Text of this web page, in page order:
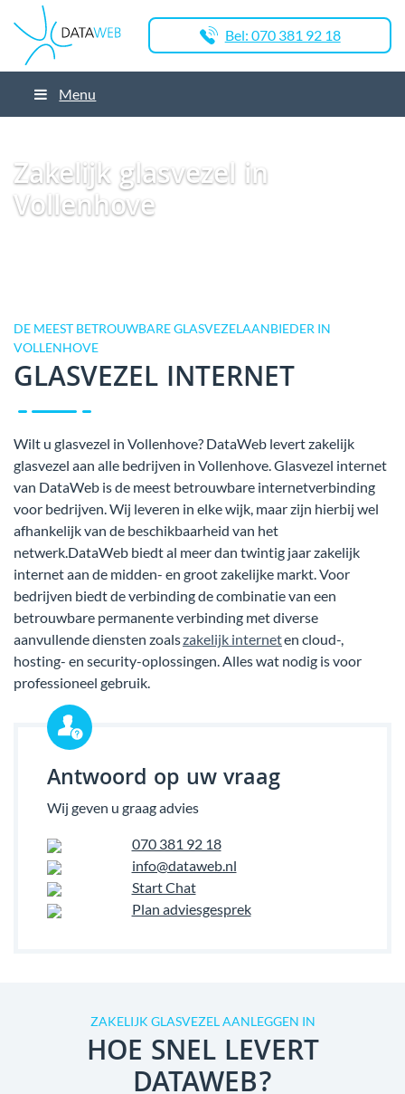
Bel: 070 381 92 18
Menu
Zakelijk glasvezel in
Vollenhove
DE MEEST BETROUWBARE GLASVEZELAANBIEDER IN
VOLLENHOVE
GLASVEZEL INTERNET
Wilt u glasvezel in Vollenhove? DataWeb levert zakelijk
glasvezel aan alle bedrijven in Vollenhove. Glasvezel internet
van DataWeb is de meest betrouwbare internetverbinding
voor bedrijven. Wij leveren in elke wijk, maar zijn hierbij wel
afhankelijk van de beschikbaarheid van het
netwerk.DataWeb biedt al meer dan twintig jaar zakelijk
internet aan de midden- en groot zakelijke markt. Voor
bedrijven biedt de verbinding de combinatie van een
betrouwbare permanente verbinding met diverse
aanvullende diensten zoalszakelijk interneten cloud-,
hosting- en security-oplossingen. Alles wat nodig is voor
professioneel gebruik.
Antwoord op uw vraag
Wij geven u graag advies
070 381 92 18
info@dataweb.nl
Start Chat
Plan adviesgesprek
ZAKELIJK GLASVEZEL AANLEGGEN IN
HOE SNEL LEVERT